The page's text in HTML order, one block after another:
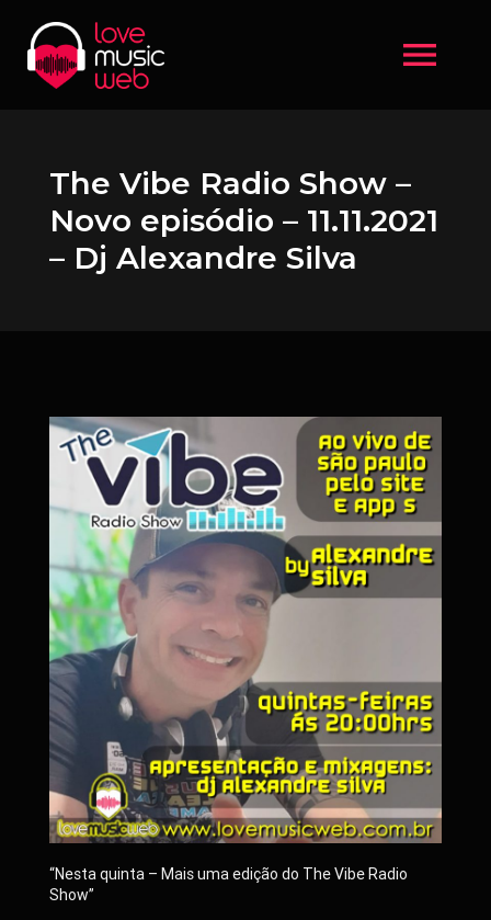
menu
The Vibe Radio Show –
Novo episódio – 11.11.2021
– Dj Alexandre Silva
“Nesta quinta – Mais uma edição do The Vibe Radio
Show”